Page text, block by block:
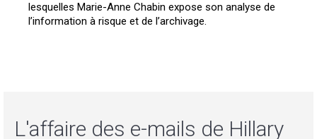
lesquelles Marie-Anne Chabin expose son analyse de
l’information à risque et de l’archivage.
L'affaire des e-mails de Hillary